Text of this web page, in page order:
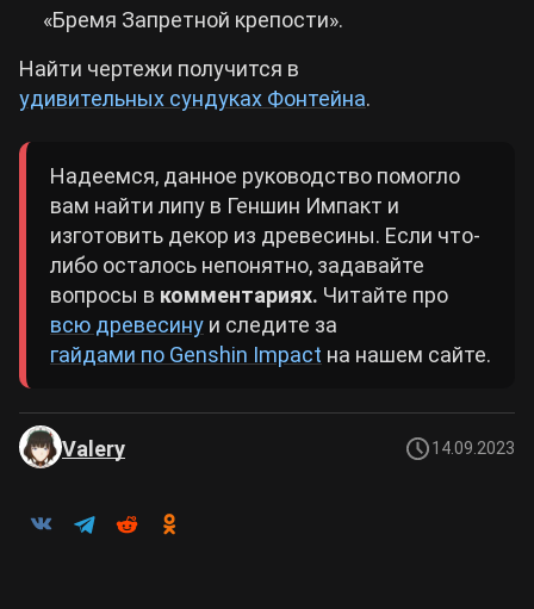
«Бремя Запретной крепости».
Найти чертежи получится в
удивительных сундуках Фонтейна.
Надеемся, данное руководство помогло
вам найти липу в Геншин Импакт и
изготовить декор из древесины. Если что-
либо осталось непонятно, задавайте
вопросы в комментариях. Читайте про
всю древесину и следите за
гайдами по Genshin Impact на нашем сайте.
Valery 14.09.2023